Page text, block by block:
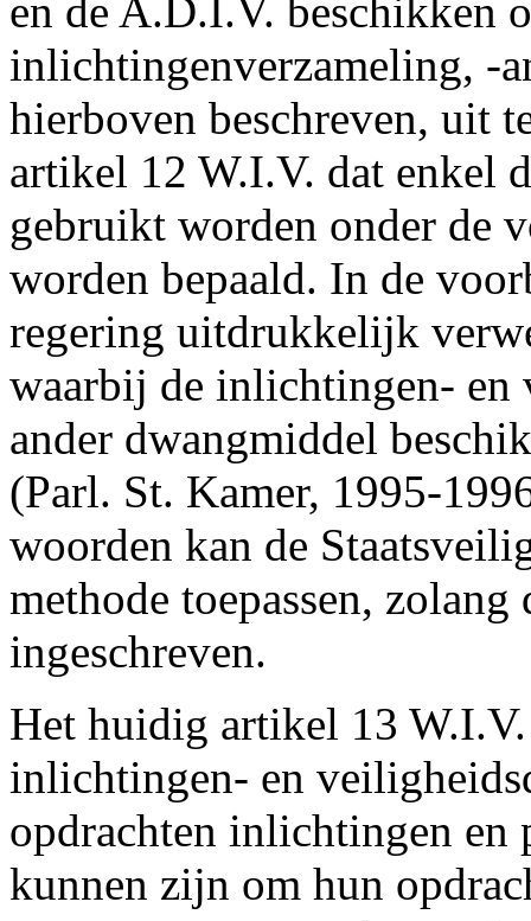
en de A.D.I.V. beschikken
inlichtingenverzameling, -
hierboven beschreven, uit
artikel 12 W.I.V. dat enkel
gebruikt worden onder de
worden bepaald. In de
regering uitdrukkelijk
waarbij de inlichtingen- en
ander dwangmiddel
(Parl. St. Kamer, 1995-
woorden kan de
methode toepassen,
ingeschreven.
Het huidig artikel 13
inlichtingen- en
opdrachten inlichtingen en
kunnen zijn om hun